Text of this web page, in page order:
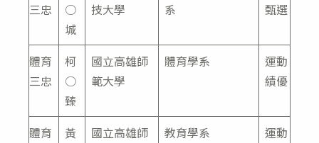
三忠
○
城
技大學
系
甄選
體育
三忠
柯
○
臻
國立高雄師
範大學
體育學系
運動
績優
體育
黃
國立高雄師
教育學系
運動